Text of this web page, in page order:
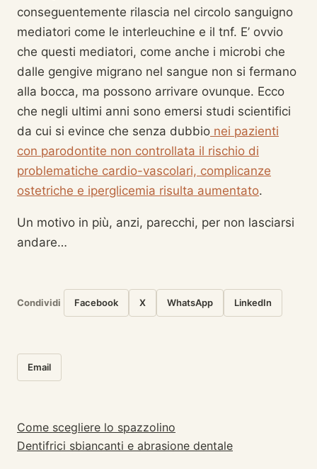
conseguentemente rilascia nel circolo sanguigno
mediatori come le interleuchine e il tnf. E’ ovvio
che questi mediatori, come anche i microbi che
dalle gengive migrano nel sangue non si fermano
alla bocca, ma possono arrivare ovunque. Ecco
che negli ultimi anni sono emersi studi scientifici
da cui si evince che senza dubbio nei pazienti
con parodontite non controllata il rischio di
problematiche cardio-vascolari, complicanze
ostetriche e iperglicemia risulta aumentato.
Un motivo in più, anzi, parecchi, per non lasciarsi
andare…
Condividi Facebook X WhatsApp LinkedIn
Email
Navigazione articoli
Come scegliere lo spazzolino
Dentifrici sbiancanti e abrasione dentale